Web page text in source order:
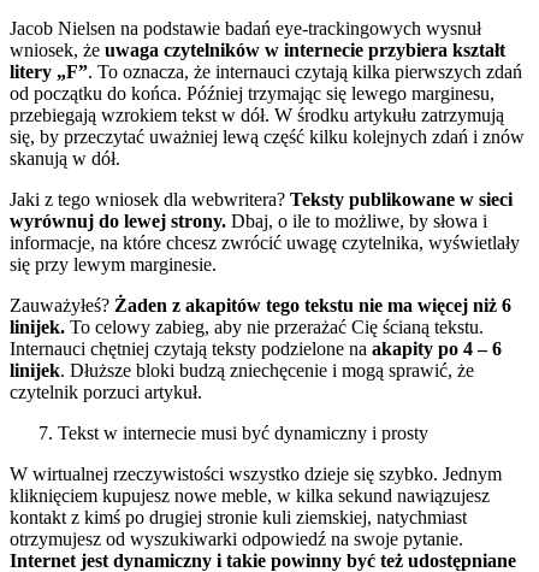
Jacob Nielsen na podstawie badań eye-trackingowych wysnuł
wniosek, że uwaga czytelników w internecie przybiera kształt
litery „F”. To oznacza, że internauci czytają kilka pierwszych zdań
od początku do końca. Później trzymając się lewego marginesu,
przebiegają wzrokiem tekst w dół. W środku artykułu zatrzymują
się, by przeczytać uważniej lewą część kilku kolejnych zdań i znów
skanują w dół.
Jaki z tego wniosek dla webwritera? Teksty publikowane w sieci
wyrównuj do lewej strony. Dbaj, o ile to możliwe, by słowa i
informacje, na które chcesz zwrócić uwagę czytelnika, wyświetlały
się przy lewym marginesie.
Zauważyłeś? Żaden z akapitów tego tekstu nie ma więcej niż 6
linijek. To celowy zabieg, aby nie przerażać Cię ścianą tekstu.
Internauci chętniej czytają teksty podzielone na akapity po 4 – 6
linijek. Dłuższe bloki budzą zniechęcenie i mogą sprawić, że
czytelnik porzuci artykuł.
Tekst w internecie musi być dynamiczny i prosty
W wirtualnej rzeczywistości wszystko dzieje się szybko. Jednym
kliknięciem kupujesz nowe meble, w kilka sekund nawiązujesz
kontakt z kimś po drugiej stronie kuli ziemskiej, natychmiast
otrzymujesz od wyszukiwarki odpowiedź na swoje pytanie.
Internet jest dynamiczny i takie powinny być też udostępniane